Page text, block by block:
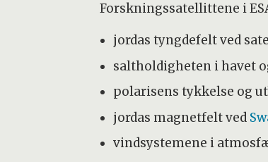
Forskningssatellittene i
jordas tyngdefelt ved
saltholdigheten i havet
polarisens tykkelse og
jordas magnetfelt ved
vindsystemene i